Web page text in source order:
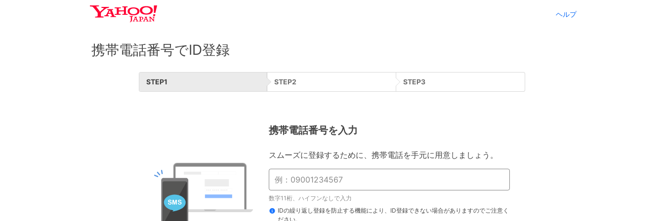
ヘルプ
携帯電話番号でID登録
STEP1 STEP2 STEP3
携帯電話番号を入力
スムーズに登録するために、携帯電話を手元に用意しましょう。
数字11桁、ハイフンなしで入力
IDの繰り返し登録を防止する機能により、ID登録できない場合がありますのでご注意く
ださい。